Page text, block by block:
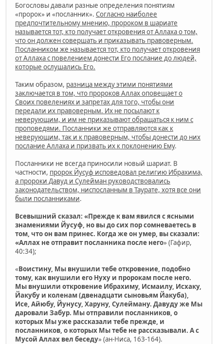
Богословы давали разные определения понятиям
«пророк» и «посланник». Согласно наиболее
предпочтительному мнению, пророком в шариате
называется тот, кто получает откровения от Аллаха о том,
что он должен совершать и приказывать правоверным.
Посланником же называется тот, кто получает откровения
от Аллаха с повелением донести Его послание до людей,
которые ослушались Его.
Таким образом, разница между этими понятиями
заключается в том, что пророков Аллах оповещает о
Своих повелениях и запретах для того, чтобы они
передали их правоверным. Их не посылают к
неверующим, и им не приказывают обращаться к ним с
проповедями. Посланники же отправляются как к
неверующим, так и к правоверным, чтобы донести до них
послание Аллаха и призвать их к поклонению Ему.
Посланники не всегда приносили новый шариат. В
частности, пророк Йусуф исповедовал религию Ибрахима,
а пророки Давуд и Сулейман руководствовались
законодательством, ниспосланным в Таурате, хотя все они
были посланниками.
Всевышний сказал: «Прежде к вам явился с ясными
знамениями Йусуф, но вы до сих пор сомневаетесь в
том, что он вам принес. Когда же он умер, вы сказали:
«Аллах не отправит посланника после него» (Гафир,
40:34);
«Воистину, Мы внушили тебе откровение, подобно
тому, как внушили его Нуху и пророкам после него.
Мы внушили откровение Ибрахиму, Исмаилу, Исхаку,
Йакубу и коленам (двенадцати сыновьям Йакуба),
Исе, Айюбу, Йунусу, Харуну, Сулейману. Давуду же Мы
даровали Забур. Мы отправили посланников, о
которых Мы уже рассказали тебе прежде, и
посланников, о которых Мы тебе не рассказывали. А с
Мусой Аллах вел беседу» (ан-Ниса, 163-164).